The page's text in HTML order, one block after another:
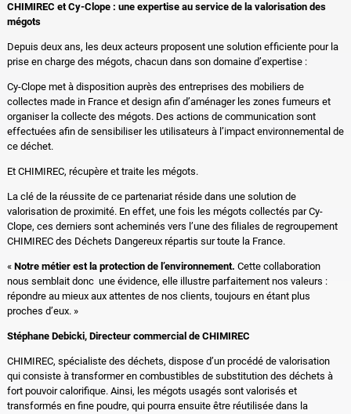
CHIMIREC et Cy-Clope : une expertise au service de la valorisation des
mégots
Depuis deux ans, les deux acteurs proposent une solution efficiente pour la
prise en charge des mégots, chacun dans son domaine d’expertise :
Cy-Clope met à disposition auprès des entreprises des mobiliers de
collectes made in France et design afin d’aménager les zones fumeurs et
organiser la collecte des mégots. Des actions de communication sont
effectuées afin de sensibiliser les utilisateurs à l’impact environnemental de
ce déchet.
Et CHIMIREC, récupère et traite les mégots.
La clé de la réussite de ce partenariat réside dans une solution de
valorisation de proximité. En effet, une fois les mégots collectés par Cy-
Clope, ces derniers sont acheminés vers l’une des filiales de regroupement
CHIMIREC des Déchets Dangereux répartis sur toute la France.
« Notre métier est la protection de l’environnement. Cette collaboration
nous semblait donc une évidence, elle illustre parfaitement nos valeurs :
répondre au mieux aux attentes de nos clients, toujours en étant plus
proches d’eux. »
Stéphane Debicki, Directeur commercial de CHIMIREC
CHIMIREC, spécialiste des déchets, dispose d’un procédé de valorisation
qui consiste à transformer en combustibles de substitution des déchets à
fort pouvoir calorifique. Ainsi, les mégots usagés sont valorisés et
transformés en fine poudre, qui pourra ensuite être réutilisée dans la